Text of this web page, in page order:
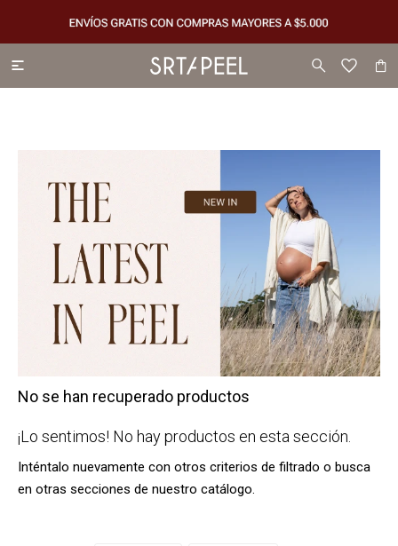

No se han recuperado productos
¡Lo sentimos! No hay productos en esta sección.
Inténtalo nuevamente con otros criterios de filtrado o busca
en otras secciones de nuestro catálogo.